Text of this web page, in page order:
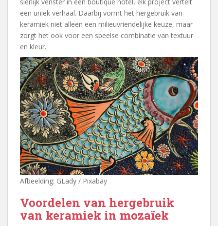
een uniek verhaal. Daarbij vormt het hergebruik van
keramiek niet alleen een milieuvriendelijke keuze, maar
zorgt het ook voor een speelse combinatie van textuur
en kleur.
Afbeelding: GLady / Pixabay
Voordelen van hergebruik
van keramiek in mozaïek